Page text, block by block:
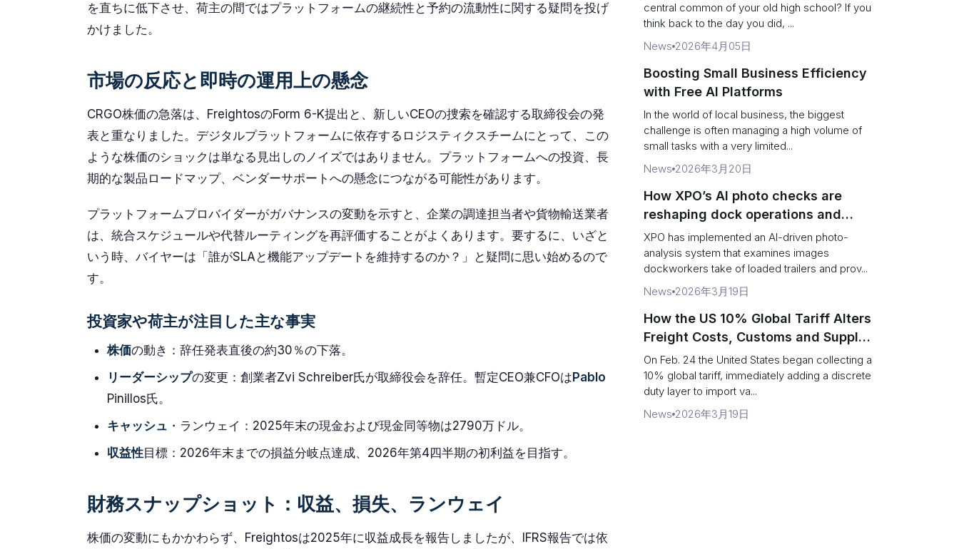
を直ちに低下させ、荷主の間ではプラットフォームの継続性と予約の流動性に関する疑問を投げ
かけました。
市場の反応と即時の運用上の懸念
CRGO株価の急落は、FreightosのForm 6-K提出と、新しいCEOの捜索を確認する取締役会の発
表と重なりました。デジタルプラットフォームに依存するロジスティクスチームにとって、この
ような株価のショックは単なる見出しのノイズではありません。プラットフォームへの投資、長
期的な製品ロードマップ、ベンダーサポートへの懸念につながる可能性があります。
プラットフォームプロバイダーがガバナンスの変動を示すと、企業の調達担当者や貨物輸送業者
は、統合スケジュールや代替ルーティングを再評価することがよくあります。要するに、いざと
いう時、バイヤーは「誰がSLAと機能アップデートを維持するのか？」と疑問に思い始めるので
す。
投資家や荷主が注目した主な事実
株価の動き：辞任発表直後の約30％の下落。
リーダーシップの変更：創業者Zvi Schreiber氏が取締役会を辞任。暫定CEO兼CFOは Pablo
Pinillos氏。
キャッシュ ・ランウェイ：2025年末の現金および現金同等物は2790万ドル。
収益性目標：2026年末までの損益分岐点達成、2026年第4四半期の初利益を目指す。
財務スナップショット：収益、損失、ランウェイ
株価の変動にもかかわらず、Freightosは2025年に収益成長を報告しましたが、IFRS報告では依
central common of your old high school? If you
think back to the day you did, ...
News 2026年4月05日
Boosting Small Business Efficiency
with Free AI Platforms
In the world of local business, the biggest
challenge is often managing a high volume of
small tasks with a very limited...
News 2026年3月20日
How XPO’s AI photo checks are
reshaping dock operations and
service response
XPO has implemented an AI-driven photo-
analysis system that examines images
dockworkers take of loaded trailers and prov...
News 2026年3月19日
How the US 10% Global Tariff Alters
Freight Costs, Customs and Supply
Chains
On Feb. 24 the United States began collecting a
10% global tariff, immediately adding a discrete
duty layer to import va...
News 2026年3月19日